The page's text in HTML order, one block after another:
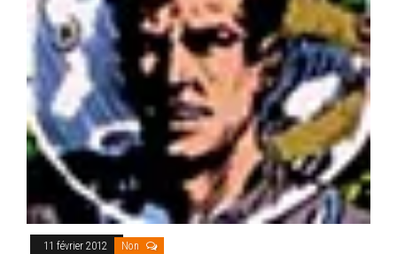
11 février 2012 Non